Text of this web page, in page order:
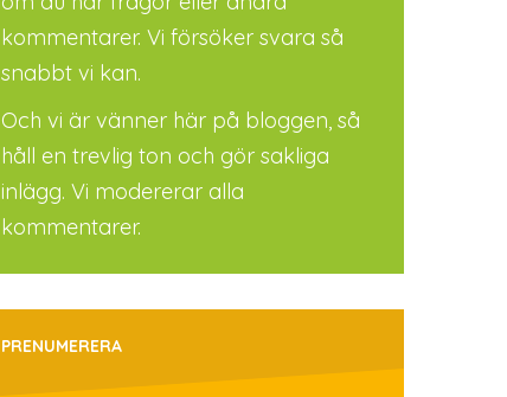
kommentarer. Vi försöker svara så
snabbt vi kan.
Och vi är vänner här på bloggen, så
håll en trevlig ton och gör sakliga
inlägg. Vi modererar alla
kommentarer.
PRENUMERERA